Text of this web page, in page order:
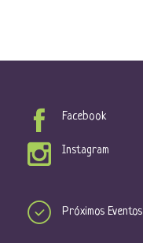
Facebook
Instagram
Próximos Eventos